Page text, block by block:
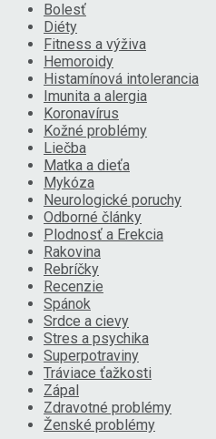
Bolesť
Diéty
Fitness a výživa
Hemoroidy
Histamínová intolerancia
Imunita a alergia
Koronavírus
Kožné problémy
Liečba
Matka a dieťa
Mykóza
Neurologické poruchy
Odborné články
Plodnosť a Erekcia
Rakovina
Rebríčky
Recenzie
Spánok
Srdce a cievy
Stres a psychika
Superpotraviny
Tráviace ťažkosti
Zápal
Zdravotné problémy
Ženské problémy